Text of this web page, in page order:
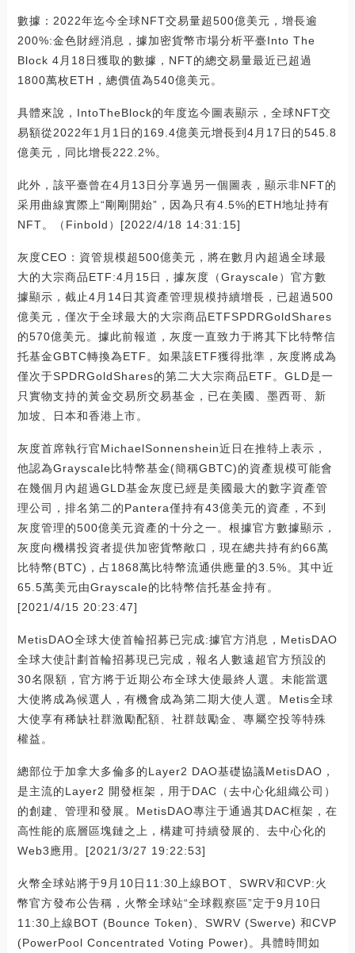
數據：2022年迄今全球NFT交易量超500億美元，增長逾
200%:金色財經消息，據加密貨幣市場分析平臺Into The
Block 4月18日獲取的數據，NFT的總交易量最近已超過
1800萬枚ETH，總價值為540億美元。
具體來說，IntoTheBlock的年度迄今圖表顯示，全球NFT交
易額從2022年1月1日的169.4億美元增長到4月17日的545.8
億美元，同比增長222.2%。
此外，該平臺曾在4月13日分享過另一個圖表，顯示非NFT的
采用曲線實際上“剛剛開始”，因為只有4.5%的ETH地址持有
NFT。（Finbold）[2022/4/18 14:31:15]
灰度CEO：資管規模超500億美元，將在數月內超過全球最
大的大宗商品ETF:4月15日，據灰度（Grayscale）官方數
據顯示，截止4月14日其資產管理規模持續增長，已超過500
億美元，僅次于全球最大的大宗商品ETFSPDRGoldShares
的570億美元。據此前報道，灰度一直致力于將其下比特幣信
托基金GBTC轉換為ETF。如果該ETF獲得批準，灰度將成為
僅次于SPDRGoldShares的第二大大宗商品ETF。GLD是一
只實物支持的黃金交易所交易基金，已在美國、墨西哥、新
加坡、日本和香港上市。
灰度首席執行官MichaelSonnenshein近日在推特上表示，
他認為Grayscale比特幣基金(簡稱GBTC)的資產規模可能會
在幾個月內超過GLD基金灰度已經是美國最大的數字資產管
理公司，排名第二的Pantera僅持有43億美元的資產，不到
灰度管理的500億美元資產的十分之一。根據官方數據顯示，
灰度向機構投資者提供加密貨幣敞口，現在總共持有約66萬
比特幣(BTC)，占1868萬比特幣流通供應量的3.5%。其中近
65.5萬美元由Grayscale的比特幣信托基金持有。
[2021/4/15 20:23:47]
MetisDAO全球大使首輪招募已完成:據官方消息，MetisDAO
全球大使計劃首輪招募現已完成，報名人數遠超官方預設的
30名限額，官方將于近期公布全球大使最終人選。未能當選
大使將成為候選人，有機會成為第二期大使人選。Metis全球
大使享有稀缺社群激勵配額、社群鼓勵金、專屬空投等特殊
權益。
總部位于加拿大多倫多的Layer2 DAO基礎協議MetisDAO，
是主流的Layer2 開發框架，用于DAC（去中心化組織公司）
的創建、管理和發展。MetisDAO專注于通過其DAC框架，在
高性能的底層區塊鏈之上，構建可持續發展的、去中心化的
Web3應用。[2021/3/27 19:22:53]
火幣全球站將于9月10日11:30上線BOT、SWRV和CVP:火
幣官方發布公告稱，火幣全球站“全球觀察區”定于9月10日
11:30上線BOT (Bounce Token)、SWRV (Swerve) 和CVP
(PowerPool Concentrated Voting Power)。具體時間如